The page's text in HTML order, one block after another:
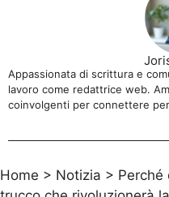
Appassionata di scrittura e
lavoro come redattrice web.
coinvolgenti per connettere
Home > Notizia > Perché